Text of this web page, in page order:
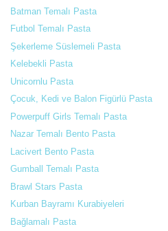
Batman Temalı Pasta
Futbol Temalı Pasta
Şekerleme Süslemeli Pasta
Kelebekli Pasta
Unicornlu Pasta
Çocuk, Kedi ve Balon Figürlü Pasta
Powerpuff Girls Temalı Pasta
Nazar Temalı Bento Pasta
Lacivert Bento Pasta
Gumball Temalı Pasta
Brawl Stars Pasta
Kurban Bayramı Kurabiyeleri
Bağlamalı Pasta